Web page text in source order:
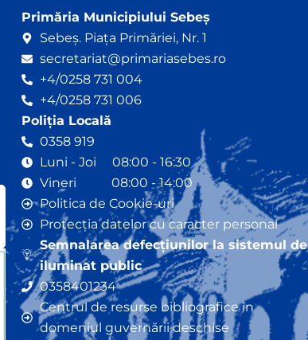
Primăria Municipiului Sebeș
Sebeș. Piața Primăriei, Nr. 1
secretariat@primariasebes.ro
+4/0258 731 004
+4/0258 731 006
Poliția Locală
0358 919
Luni - Joi 08:00 - 16:30
Vineri 08:00 - 14:00
Politica de Cookie-uri
Protecția datelor cu caracter personal
Semnalarea defecțiunilor la sistemul de
iluminat public
0358401234
Centrul de resurse bibliografice în
domeniul guvernării deschise